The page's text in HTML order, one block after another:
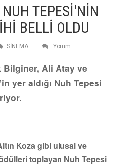
TEPESİ'NİN
BELLİ OLDU
SİNEMA Yorum
Bilginer, Ali Atay ve
yer aldığı Nuh Tepesi
Koza gibi ulusal ve
toplayan Nuh Tepesi